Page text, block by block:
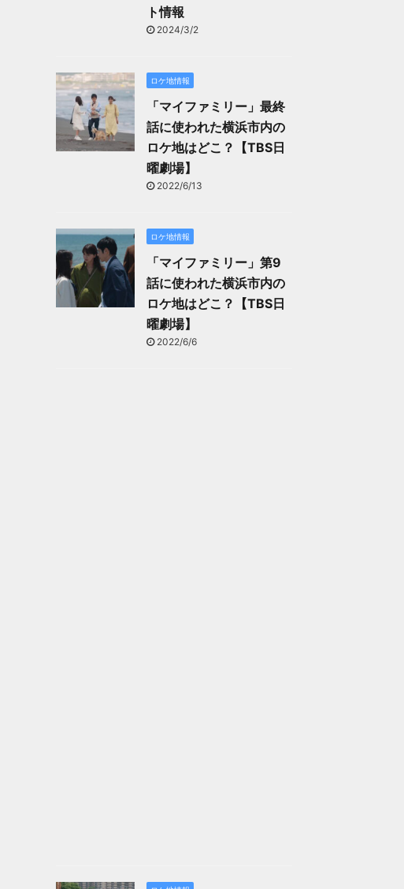
ト情報
2024/3/2
ロケ地情報
「マイファミリー」最終
話に使われた横浜市内の
ロケ地はどこ？【TBS日
曜劇場】
2022/6/13
ロケ地情報
「マイファミリー」第9
話に使われた横浜市内の
ロケ地はどこ？【TBS日
曜劇場】
2022/6/6